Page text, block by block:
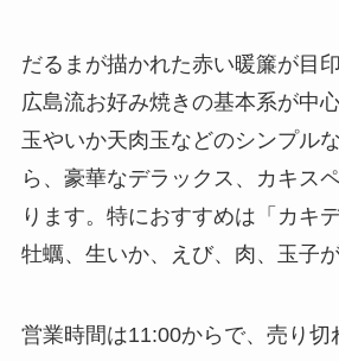
だるまが描かれた赤い暖簾が目
広島流お好み焼きの基本系が中
玉やいか天肉玉などのシンプル
ら、豪華なデラックス、カキス
ります。特におすすめは「カキ
牡蠣、生いか、えび、肉、玉子
営業時間は11:00からで、売り切